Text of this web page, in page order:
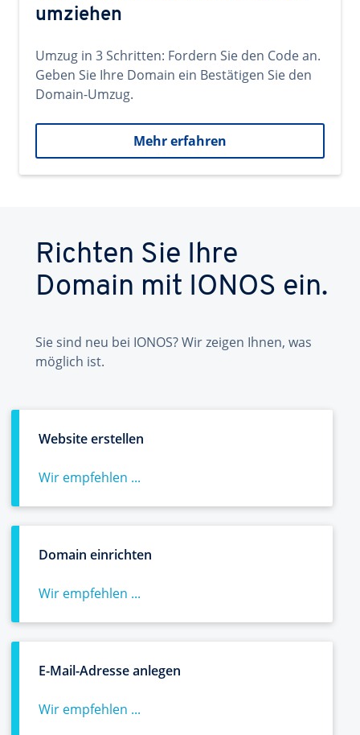
umziehen
Umzug in 3 Schritten: Fordern Sie den Code an.
Geben Sie Ihre Domain ein Bestätigen Sie den
Domain-Umzug.
Mehr erfahren
Richten Sie Ihre
Domain mit IONOS ein.
Sie sind neu bei IONOS? Wir zeigen Ihnen, was
möglich ist.
Website erstellen
Wir empfehlen ...
Domain einrichten
Wir empfehlen ...
E-Mail-Adresse anlegen
Wir empfehlen ...